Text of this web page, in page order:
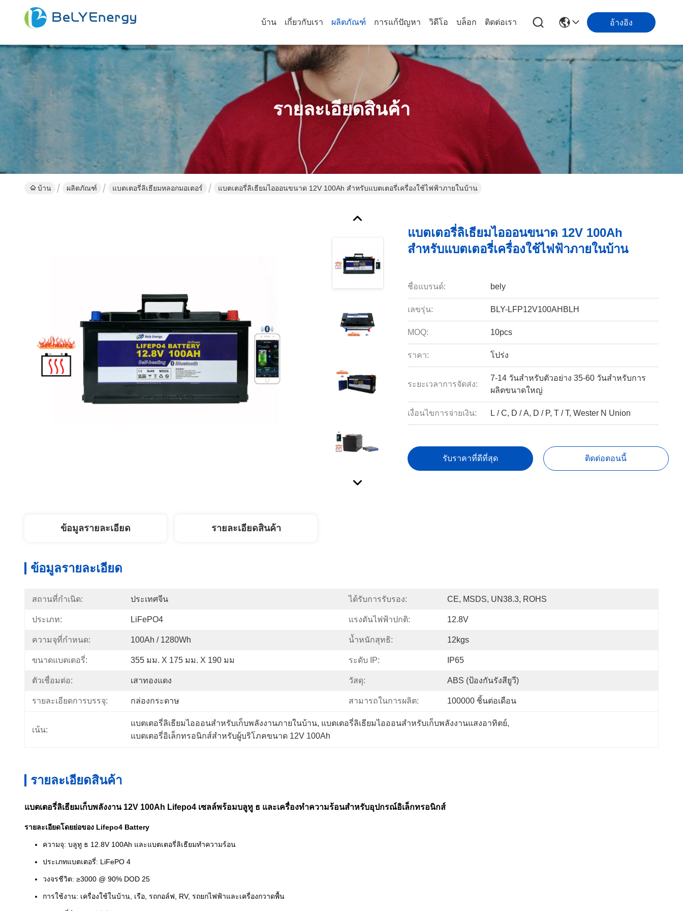
บ้าน เกี่ยวกับเรา ผลิตภัณฑ์ การแก้ปัญหา วิดีโอ บล็อก ติดต่อเรา อ้างอิง
รายละเอียดสินค้า
บ้าน ผลิตภัณฑ์ แบตเตอรี่ลิเธียมหลอกมอเตอร์ แบตเตอรี่ลิเธียมไอออนขนาด 12V 100Ah สำหรับแบตเตอรี่เครื่องใช้ไฟฟ้าภายในบ้าน
แบตเตอรี่ลิเธียมไอออนขนาด 12V 100Ah
สำหรับแบตเตอรี่เครื่องใช้ไฟฟ้าภายในบ้าน
ชื่อแบรนด์: bely
เลขรุ่น: BLY-LFP12V100AHBLH
MOQ: 10pcs
ราคา: โปร่ง
ระยะเวลาการจัดส่ง:
7-14 วันสำหรับตัวอย่าง 35-60 วันสำหรับการ
ผลิตขนาดใหญ่
เงื่อนไขการจ่ายเงิน: L / C, D / A, D / P, T / T, Wester N Union
รับราคาที่ดีที่สุด ติดต่อตอนนี้
ข้อมูลรายละเอียด รายละเอียดสินค้า
ข้อมูลรายละเอียด
สถานที่กำเนิด: ประเทศจีน ได้รับการรับรอง: CE, MSDS, UN38.3, ROHS
ประเภท: LiFePO4 แรงดันไฟฟ้าปกติ: 12.8V
ความจุที่กำหนด: 100Ah / 1280Wh น้ำหนักสุทธิ: 12kgs
ขนาดแบตเตอรี่: 355 มม. X 175 มม. X 190 มม ระดับ IP: IP65
ตัวเชื่อมต่อ: เสาทองแดง วัสดุ: ABS (ป้องกันรังสียูวี)
รายละเอียดการบรรจุ: กล่องกระดาษ สามารถในการผลิต: 100000 ชิ้นต่อเดือน
เน้น:
แบตเตอรี่ลิเธียมไอออนสำหรับเก็บพลังงานภายในบ้าน, แบตเตอรี่ลิเธียมไอออนสำหรับเก็บพลังงานแสงอาทิตย์,
แบตเตอรี่อิเล็กทรอนิกส์สำหรับผู้บริโภคขนาด 12V 100Ah
รายละเอียดสินค้า
แบตเตอรี่ลิเธียมเก็บพลังงาน 12V 100Ah Lifepo4 เซลล์พร้อมบลูทู ธ และเครื่องทำความร้อนสำหรับอุปกรณ์อิเล็กทรอนิกส์
รายละเอียดโดยย่อของ Lifepo4 Battery
ความจุ: บลูทู ธ 12.8V 100Ah และแบตเตอรี่ลิเธียมทำความร้อน
ประเภทแบตเตอรี่: LiFePO 4
วงจรชีวิต: ≥3000 @ 90% DOD 25
การใช้งาน: เครื่องใช้ในบ้าน, เรือ, รถกอล์ฟ, RV, รถยกไฟฟ้าและเครื่องกวาดพื้น